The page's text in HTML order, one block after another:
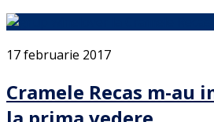
17 februarie 2017
Cramele Recas m-au